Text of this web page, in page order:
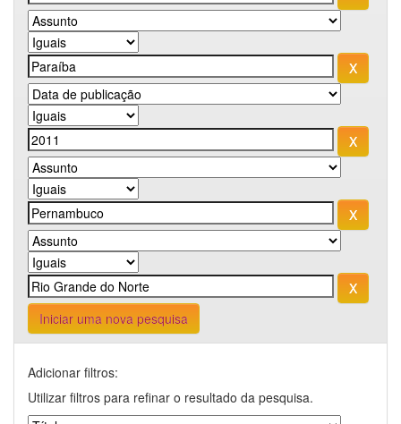
Iniciar uma nova pesquisa
Adicionar filtros:
Utilizar filtros para refinar o resultado da pesquisa.